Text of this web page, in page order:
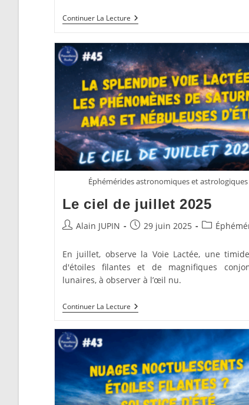
Continuer La LectureÉclipses
Et
Dans
Le
Ciel
De
Septembre
2025
Éphémérides astronomiques et astrologiques
Le ciel de juillet 2025
Auteur/autrice
la
publication :
Alain JUPIN
Publication
29 juin 2025
Post
En juillet, observe la Voie Lactée, une
d'étoiles filantes et de magnifiques
lunaires, à observer à l’œil nu.
Continuer La LectureLe
Ciel